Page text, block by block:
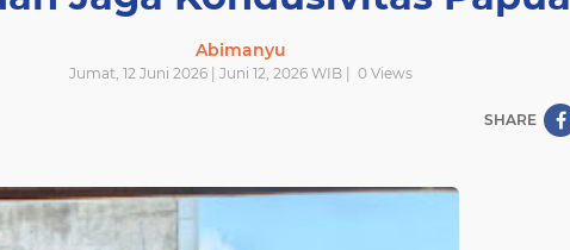
Abimanyu
Jumat, 12 Juni 2026 | Juni 12, 2026 WIB | 0 Views
SHARE